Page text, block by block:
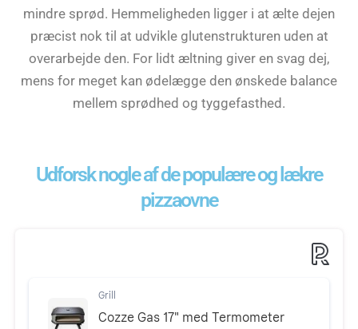
mindre sprød. Hemmeligheden ligger i at ælte dejen
præcist nok til at udvikle glutenstrukturen uden at
overarbejde den. For lidt æltning giver en svag dej,
mens for meget kan ødelægge den ønskede balance
mellem sprødhed og tyggefasthed.
Udforsk nogle af de populære og lækre
pizzaovne
Grill
Cozze Gas 17" med Termometer